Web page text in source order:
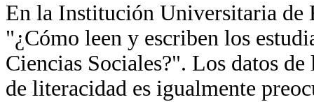
En la Institución Universitaria de
"¿Cómo leen y escriben los
Ciencias Sociales?". Los datos
de literacidad es igualmente